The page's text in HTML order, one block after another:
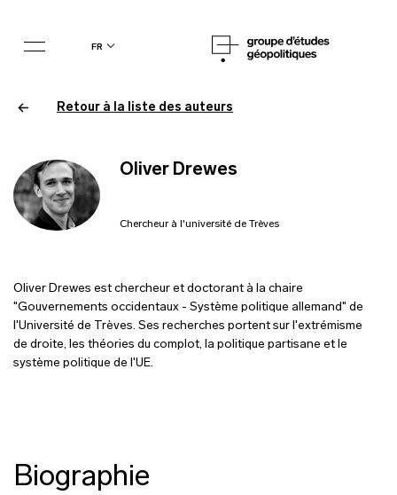
fr
Oliver Drewes
Chercheur à l'université de Trèves
Oliver Drewes est chercheur et doctorant à la chaire
"Gouvernements occidentaux - Système politique allemand" de
l'Université de Trèves. Ses recherches portent sur l'extrémisme
de droite, les théories du complot, la politique partisane et le
système politique de l'UE.
Retour à la liste des auteurs
Biographie